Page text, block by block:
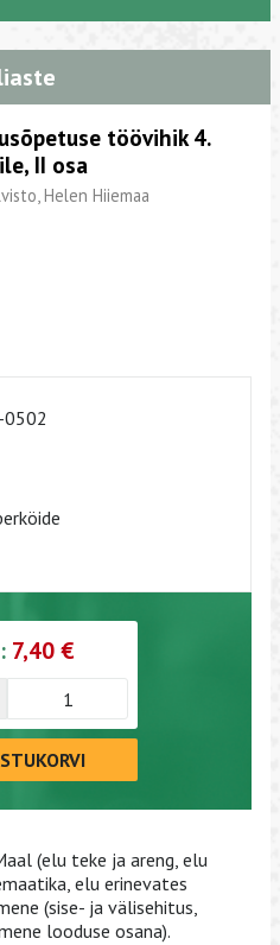
töövihik 4.
II osa
Helen Hiiemaa
7,40 €
(elu teke ja areng, elu
elu erinevates
(sise- ja välisehitus,
looduse osana).